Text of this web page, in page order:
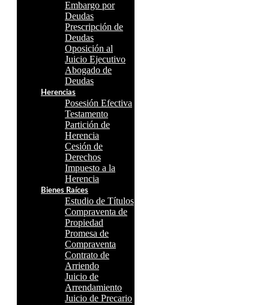
Embargo por
Deudas
Prescripción de
Deudas
Oposición al
Juicio Ejecutivo
Abogado de
Deudas
Herencias
Posesión Efectiva
Testamento
Partición de
Herencia
Cesión de
Derechos
Impuesto a la
Herencia
Bienes Raíces
Estudio de Títulos
Compraventa de
Propiedad
Promesa de
Compraventa
Contrato de
Arriendo
Juicio de
Arrendamiento
Juicio de Precario